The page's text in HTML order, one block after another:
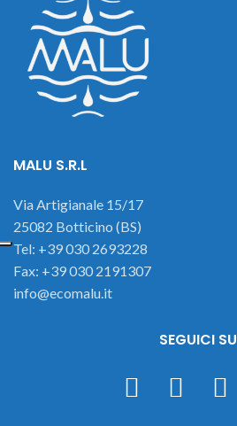
MALU S.R.L
Via Artigianale 15/17
25082 Botticino (BS)
Tel: +39 030 2693228
Fax: +39 030 2191307
info@ecomalu.it
SEGUICI SU